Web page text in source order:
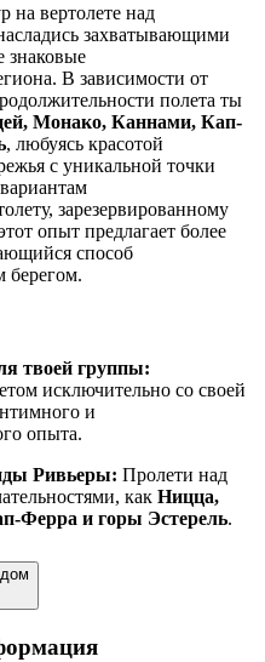
на вертолете над
захватывающими
знаковые
В зависимости от
полета ты
Монако, Каннами, Кап-
, любуясь красотой
с уникальной точки
зарезервированному
опыт предлагает более
способ
берегом.
твоей группы:
исключительно со своей
и
опыта.
Ривьеры: Пролети над
как Ницца,
Ферра и горы Эстерель.